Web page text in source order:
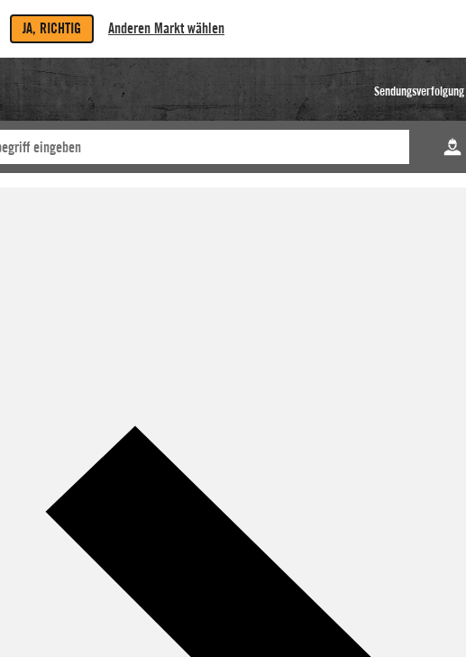
JA, RICHTIG Anderen Markt wählen
Sendungsverfolgung